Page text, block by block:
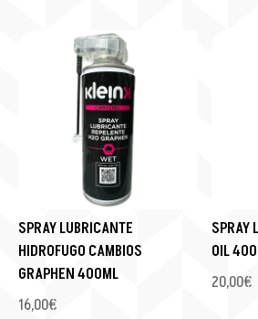
SPRAY LUBRICANTE
HIDROFUGO CAMBIOS
GRAPHEN 400ML
16,00€
SPRAY
OIL
20,00€